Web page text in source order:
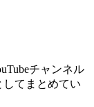
チャンネル
てまとめてい